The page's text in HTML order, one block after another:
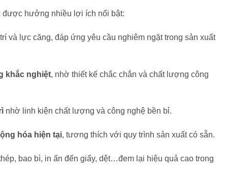
được hưởng nhiều lợi ích nổi bật:
và lực căng, đáp ứng yêu cầu nghiêm ngặt trong sản xuất
khắc nghiệt, nhờ thiết kế chắc chắn và chất lượng công
nhờ linh kiện chất lượng và công nghệ bền bỉ.
hóa hiện tại, tương thích với quy trình sản xuất có sẵn.
bao bì, in ấn đến giấy, dệt…đem lại hiệu quả cao trong